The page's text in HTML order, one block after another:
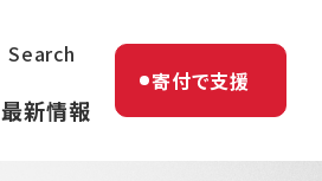
Search
最新情報
寄付で支援